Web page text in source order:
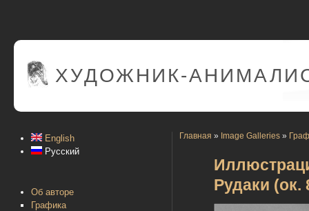
ХУДОЖНИК-
English
Русский
Об авторе
Графика
Главная » Image Galleries »
Рудаки (ок.